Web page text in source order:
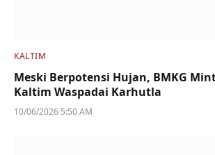
KALTIM
Meski Berpotensi Hujan, BMKG
Kaltim Waspadai Karhutla
10/06/2026 5:50 AM